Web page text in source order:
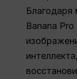
Banana